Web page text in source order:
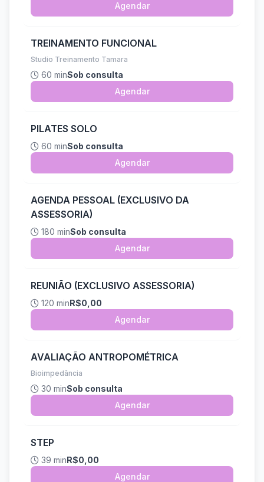
Agendar
TREINAMENTO FUNCIONAL
Studio Treinamento Tamara
60 minSob consulta
Agendar
PILATES SOLO
60 minSob consulta
Agendar
AGENDA PESSOAL (EXCLUSIVO DA
ASSESSORIA)
180 minSob consulta
Agendar
REUNIÃO (EXCLUSIVO ASSESSORIA)
120 minR$0,00
Agendar
AVALIAÇÃO ANTROPOMÉTRICA
Bioimpedância
30 minSob consulta
Agendar
STEP
39 minR$0,00
Agendar